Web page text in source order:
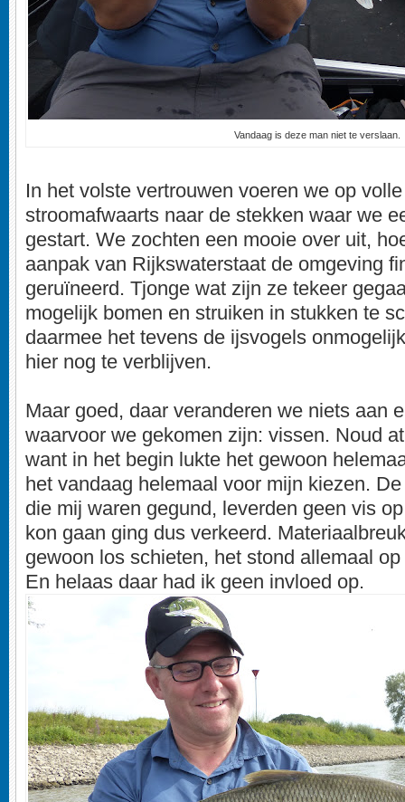
Vandaag is deze man niet te verslaan.
In het volste vertrouwen voeren we op
stroomafwaarts naar de stekken waar we
gestart. We zochten een mooie over uit,
aanpak van Rijkswaterstaat de omgeving
geruïneerd. Tjonge wat zijn ze tekeer
mogelijk bomen en struiken in stukken te
daarmee het tevens de ijsvogels
hier nog te verblijven.
Maar goed, daar veranderen we niets aan
waarvoor we gekomen zijn: vissen. Noud
want in het begin lukte het gewoon
het vandaag helemaal voor mijn kiezen.
die mij waren gegund, leverden geen vis
kon gaan ging dus verkeerd.
gewoon los schieten, het stond allemaal
En helaas daar had ik geen invloed op.